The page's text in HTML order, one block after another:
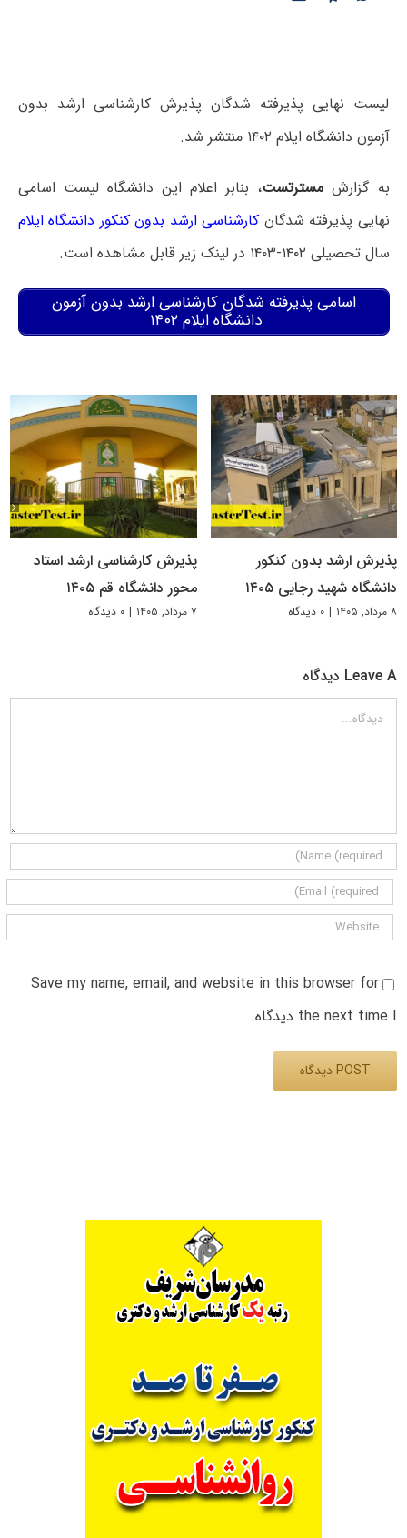
لیست نهایی پذیرفته شدگان پذیرش کارشناسی ارشد بدون
آزمون دانشگاه ایلام ۱۴۰۲ منتشر شد.
به گزارش مسترتست، بنابر اعلام این دانشگاه لیست اسامی
نهایی پذیرفته شدگان کارشناسی ارشد بدون کنکور دانشگاه ایلام
سال تحصیلی ۱۴۰۲-۱۴۰۳ در لینک زیر قابل مشاهده است.
اسامی پذیرفته شدگان کارشناسی ارشد بدون آزمون
دانشگاه ایلام ۱۴۰۲
پذیرش ارشد بدون کنکور
دانشگاه شهید رجایی ۱۴۰۵
۸ مرداد, ۱۴۰۵ | ۰ دیدگاه
پذیرش کارشناسی ارشد استاد
محور دانشگاه قم ۱۴۰۵
۷ مرداد, ۱۴۰۵ | ۰ دیدگاه
Leave A دیدگاه
دیدگاه
Save my name, email, and website in this browser for
the next time I دیدگاه.